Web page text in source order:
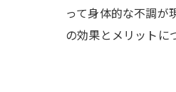
って身体的な不調が
の効果とメリットに